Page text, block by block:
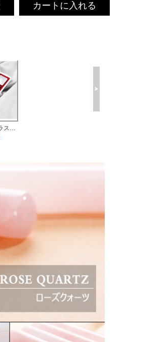
カートに入れる
【数量限定】ブラストチタン印鑑 印鑑ケース付